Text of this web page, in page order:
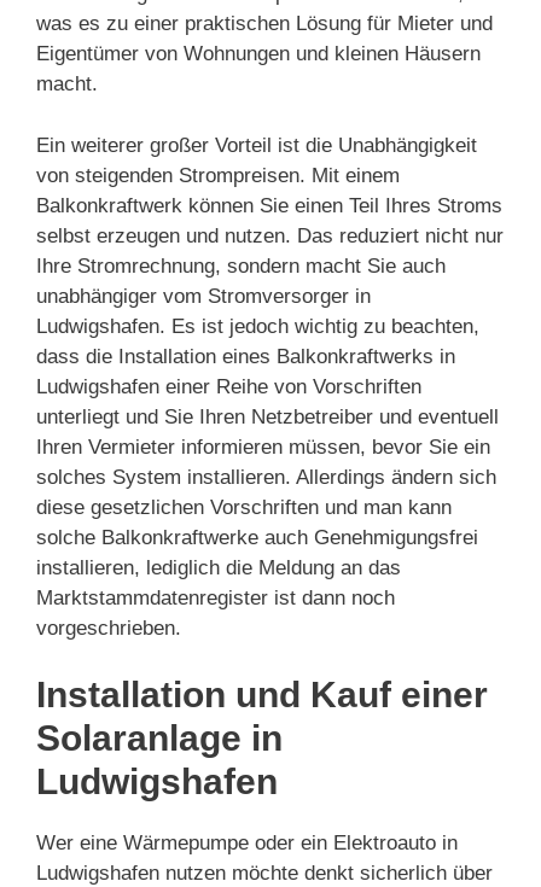
was es zu einer praktischen Lösung für Mieter und
Eigentümer von Wohnungen und kleinen Häusern
macht.
Ein weiterer großer Vorteil ist die Unabhängigkeit
von steigenden Strompreisen. Mit einem
Balkonkraftwerk können Sie einen Teil Ihres Stroms
selbst erzeugen und nutzen. Das reduziert nicht nur
Ihre Stromrechnung, sondern macht Sie auch
unabhängiger vom Stromversorger in
Ludwigshafen. Es ist jedoch wichtig zu beachten,
dass die Installation eines Balkonkraftwerks in
Ludwigshafen einer Reihe von Vorschriften
unterliegt und Sie Ihren Netzbetreiber und eventuell
Ihren Vermieter informieren müssen, bevor Sie ein
solches System installieren. Allerdings ändern sich
diese gesetzlichen Vorschriften und man kann
solche Balkonkraftwerke auch Genehmigungsfrei
installieren, lediglich die Meldung an das
Marktstammdatenregister ist dann noch
vorgeschrieben.
Installation und Kauf einer
Solaranlage in
Ludwigshafen
Wer eine Wärmepumpe oder ein Elektroauto in
Ludwigshafen nutzen möchte denkt sicherlich über